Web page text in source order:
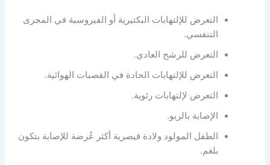
التعرض للإلتهابات البكتيرية أو الفيروسية في المجرى
التنفسي.
التعرض للرشح العادي.
التعرض للإلتهابات الحادة في القصبات الهوائية.
التعرض لإلتهابات رئوية.
الإصابة بالربو.
الطفل المولود ولادة قيصرية أكثر عُرضة للإصابة بتكون
بلغم.